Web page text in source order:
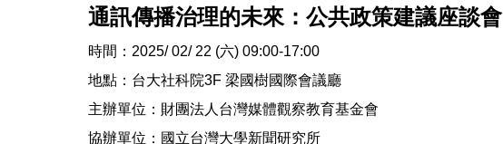
通訊傳播治理的未來：公共政策建議座談會
時間：2025/ 02/ 22 (六) 09:00-17:00
地點：台大社科院3F 梁國樹國際會議廳
主辦單位：財團法人台灣媒體觀察教育基金會
協辦單位：國立台灣大學新聞研究所